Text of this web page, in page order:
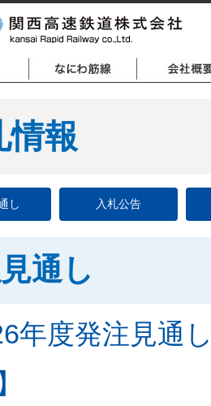
情報
し 入札公告
通し
年度発注見通